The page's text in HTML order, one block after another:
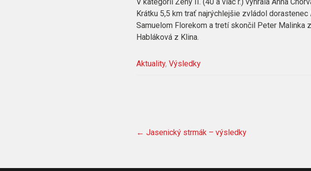
Krátku 5,5 km trať najrýchlejšie zvládol dorastenec
Samuelom Florekom a tretí skončil Peter Malinka
Habláková z Klina.
Aktuality, Výsledky
Post
navigation
← Jasenický strmák – výsledky